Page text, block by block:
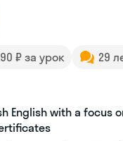
₽ за урок
29
English with a focus